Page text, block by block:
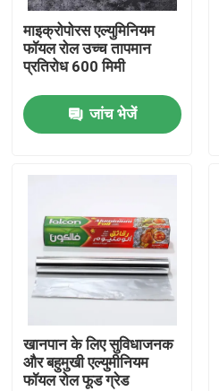
उत्पाद
वीडियो
हमारे बारे में
माइक्रोपोरस एल्युमिनियम
फॉयल रोल उच्च तापमान
प्रतिरोध 600 मिमी
जांच भेजें
खानपान के लिए सुविधाजनक
और बहुमुखी एल्युमीनियम
फॉयल रोल फूड ग्रेड